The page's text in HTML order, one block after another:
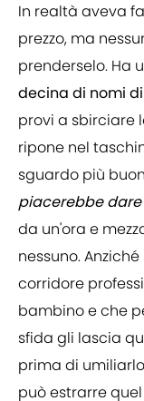
In realtà aveva
prezzo, ma
prenderselo. Ha
decina di nomi
provi a sbirciare
ripone nel
sguardo più
piacerebbe
da un'ora e
nessuno.
corridore
bambino e che
sfida gli lascia
prima di
può estrarre